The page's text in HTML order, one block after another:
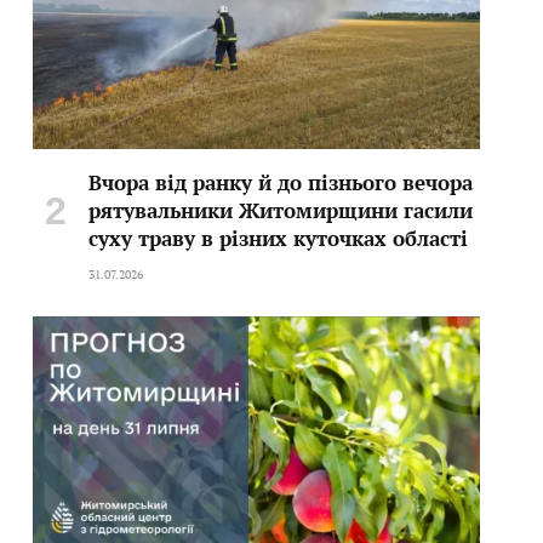
Вчора від ранку й до пізнього вечора
рятувальники Житомирщини гасили
суху траву в різних куточках області
31.07.2026